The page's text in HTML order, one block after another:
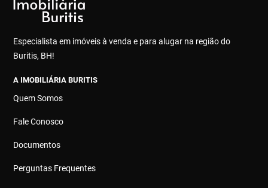
Especialista em imóveis à venda e para alugar na região do
Buritis, BH!
A IMOBILIÁRIA BURITIS
Quem Somos
Fale Conosco
Documentos
Perguntas Frequentes